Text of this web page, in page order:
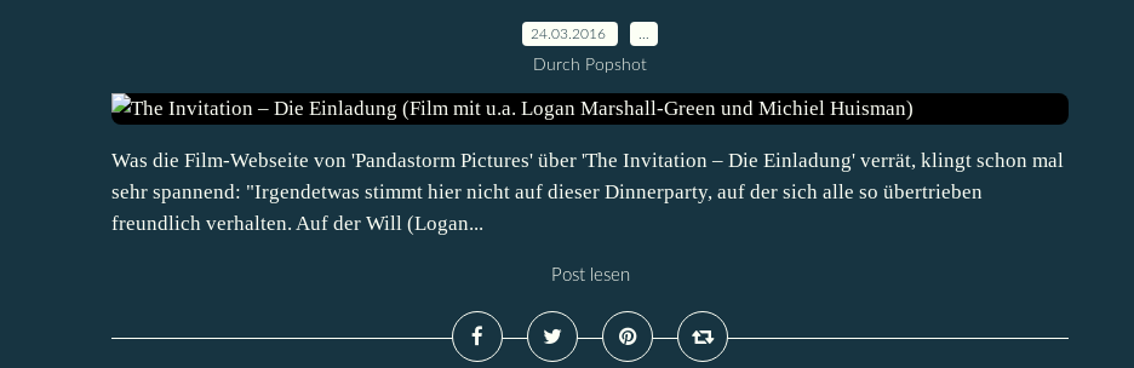
24.03.2016
Durch Popshot
Was die Film-Webseite von 'Pandastorm Pictures' über 'The Invitation – Die Einladung' verrät, klingt schon mal
sehr spannend: "Irgendetwas stimmt hier nicht auf dieser Dinnerparty, auf der sich alle so übertrieben
freundlich verhalten. Auf der Will (Logan...
Post lesen